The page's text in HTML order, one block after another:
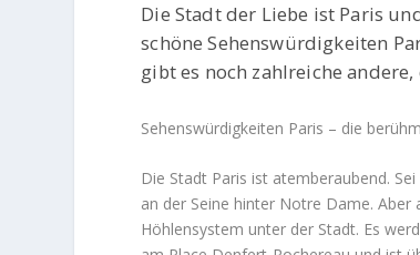
Die Stadt der Liebe ist Paris
schöne Sehenswürdigkeiten
gibt es noch zahlreiche
Sehenswürdigkeiten Paris – die
Die Stadt Paris ist atemberaubend.
an der Seine hinter Notre Dame. Aber
Höhlensystem unter der Stadt. Es